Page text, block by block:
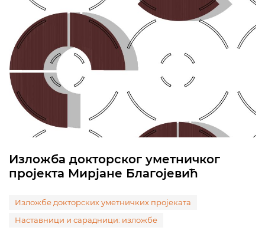
Изложба докторског уметничког
пројекта Мирјане Благојевић
Изложбе докторских уметничких пројеката
Наставници и сарадници: изложбе